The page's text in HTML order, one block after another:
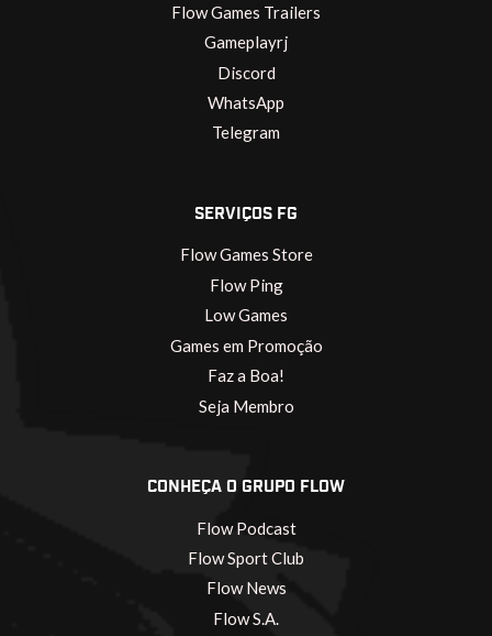
Flow Games Trailers
Gameplayrj
Discord
WhatsApp
Telegram
SERVIÇOS FG
Flow Games Store
Flow Ping
Low Games
Games em Promoção
Faz a Boa!
Seja Membro
CONHEÇA O GRUPO FLOW
Flow Podcast
Flow Sport Club
Flow News
Flow S.A.